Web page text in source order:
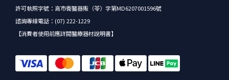
許可執照字號：高市衛醫器販（苓）字第MD6207001596號
諮詢專線電話：(07) 222-1229
【消費者使用前應詳閱醫療器材說明書】